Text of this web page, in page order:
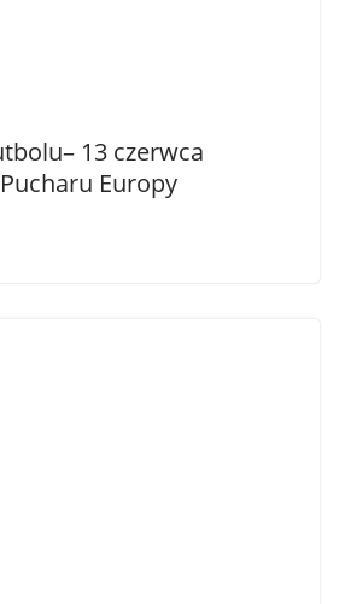
13 czerwca
Europy